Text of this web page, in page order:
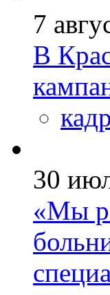
7
В
30
«Мы